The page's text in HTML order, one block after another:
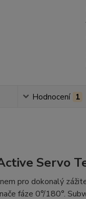
Hodnocení 1
Servo
pro dokonalý
fáze 0°/180°.